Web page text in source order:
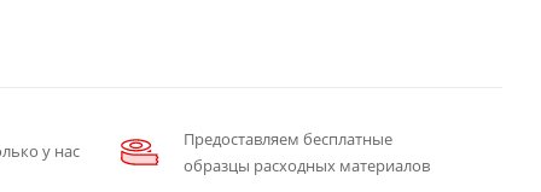
у нас
Предоставляем бесплатные
образцы расходных материалов